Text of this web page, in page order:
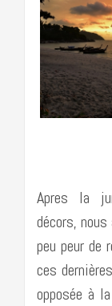
Apres la
décors,
peu peur de
ces
opposée à